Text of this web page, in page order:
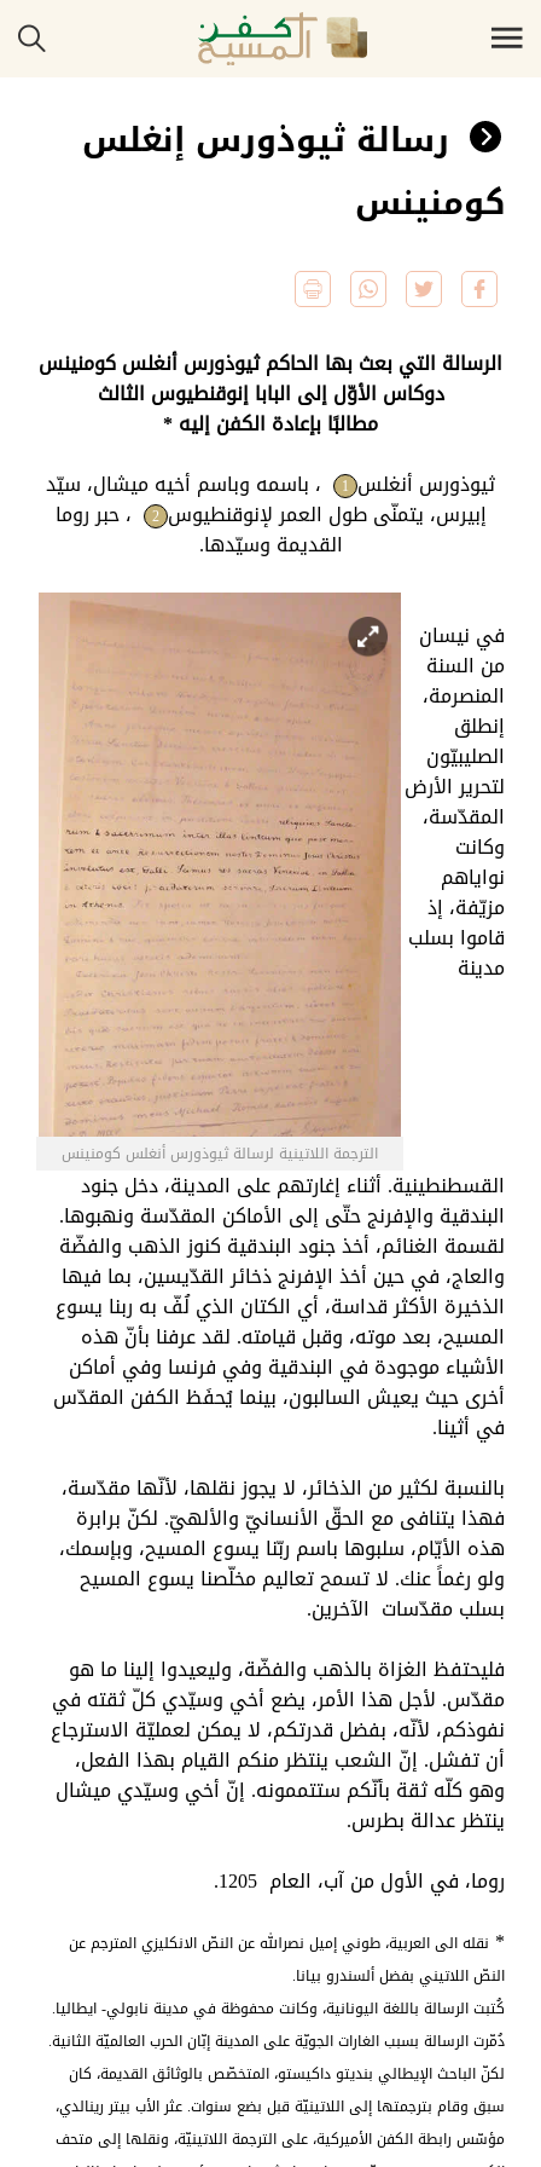
رسالة ثيوذورس إنغلس
كومنينس
الرسالة التي بعث بها الحاكم ثيوذورس أنغلس كومنينس
دوكاس الأوّل إلى البابا إنوقنطيوس الثالث
مطالبًا بإعادة الكفن إليه *
ثيوذورس أنغلس 1
، باسمه وباسم أخيه ميشال، سيّد
إبيرس، يتمنّى طول العمر لإنوقنطيوس 2
، حبر روما
القديمة وسيّدها.
الترجمة اللاتينية لرسالة ثيوذورس أنغلس كومنينس
في نيسان
من السنة
المنصرمة،
إنطلق
الصليبيّون
لتحرير الأرض
المقدّسة،
وكانت
نواياهم
مزيّفة، إذ
قاموا بسلب
مدينة
القسطنطينية. أثناء إغارتهم على المدينة، دخل جنود
البندقية والإفرنج حتّى إلى الأماكن المقدّسة ونهبوها.
لقسمة الغنائم، أخذ جنود البندقية كنوز الذهب والفضّة
والعاج، في حين أخذ الإفرنج ذخائر القدّيسين، بما فيها
الذخيرة الأكثر قداسة، أي الكتان الذي لُفّ به ربنا يسوع
المسيح، بعد موته، وقبل قيامته. لقد عرفنا بأنّ هذه
الأشياء موجودة في البندقية وفي فرنسا وفي أماكن
أخرى حيث يعيش السالبون، بينما يُحفَظ الكفن المقدّس
في أثينا.
بالنسبة لكثير من الذخائر، لا يجوز نقلها، لأنّها مقدّسة،
فهذا يتنافى مع الحقّ الأنسانيّ والألهيّ. لكنّ برابرة
هذه الأيّام، سلبوها باسم ربّنا يسوع المسيح، وبإسمك،
ولو رغماً عنك. لا تسمح تعاليم مخلّصنا يسوع المسيح
بسلب مقدّسات الآخرين.
فليحتفظ الغزاة بالذهب والفضّة، وليعيدوا إلينا ما هو
مقدّس. لأجل هذا الأمر، يضع أخي وسيّدي كلّ ثقته في
نفوذكم، لأنّه، بفضل قدرتكم، لا يمكن لعمليّة الاسترجاع
أن تفشل. إنّ الشعب ينتظر منكم القيام بهذا الفعل،
وهو كلّه ثقة بأنّكم ستتممونه. إنّ أخي وسيّدي ميشال
ينتظر عدالة بطرس.
روما، في الأول من آب، العام 1205.
* نقله الى العربية، طوني إميل نصرالله عن النصّ الانكليزي المترجم عن
النصّ اللاتيني بفضل ألسندرو بيانا.
كُتبت الرسالة باللغة اليونانية، وكانت محفوظة في مدينة نابولي- ايطاليا.
دُمّرت الرسالة بسبب الغارات الجويّة على المدينة إبّان الحرب العالميّة الثانية.
لكنّ الباحث الإيطالي بنديتو داكيستو، المتخصّص بالوثائق القديمة، كان
سبق وقام بترجمتها إلى اللاتينيّة قبل بضع سنوات. عثر الأب بيتر رينالدي،
مؤسّس رابطة الكفن الأميركية، على الترجمة اللاتينيّة، ونقلها إلى متحف